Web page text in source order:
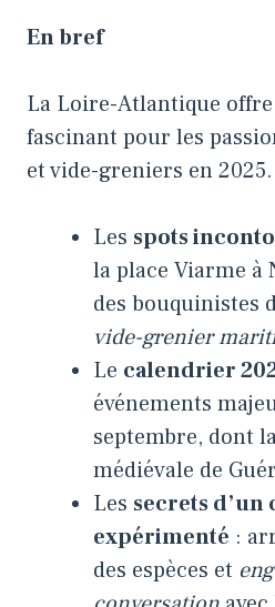
En bref
La Loire-Atlantique
fascinant pour les
et vide-greniers en 2025.
Les spots
la place Viarme à
des bouquinistes
vide-grenier
Le calendrier
événements
septembre, dont
médiévale de
Les secrets
expérimenté :
des espèces et